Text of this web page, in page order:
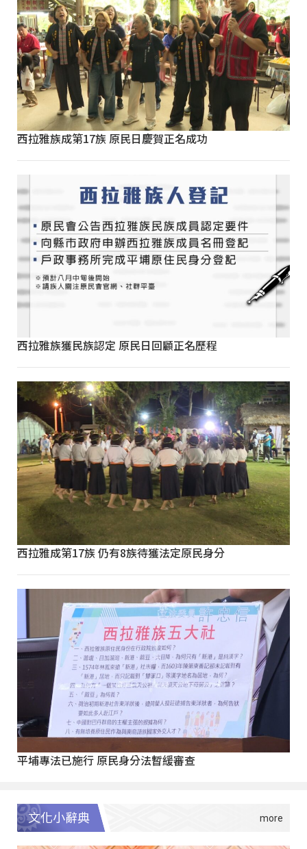
西拉雅族成第17族 原民日慶賀正名成功
西拉雅族獲民族認定 原民日回顧正名歷程
西拉雅成第17族 仍有8族待獲法定原民身分
平埔專法已施行 原民身分法暫緩審查
文化小辭典